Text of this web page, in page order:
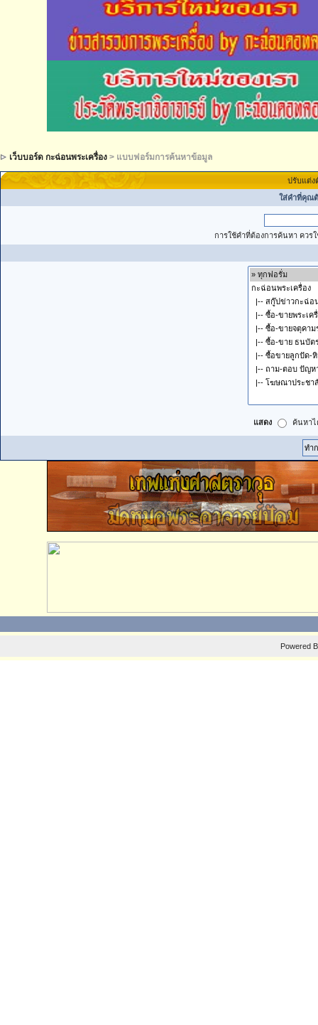
เว็บบอร์ด กะฉ่อนพระเครื่อง > แบบฟอร์มการค้นหาข้อมูล
ปรับแต่ง
ใส่คำที่คุณ
การใช้คำที่ต้องการค้นหา ควร
แสดง ค้นหาไ
Powered